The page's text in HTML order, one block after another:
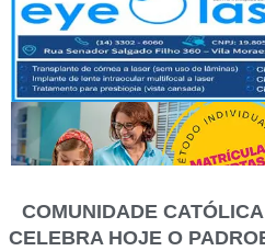
COMUNIDADE
CELEBRA HOJE O